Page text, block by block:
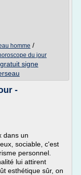
homme /
du jour
signe
-
dans un
sociable, c'est
personnel.
lui attirent
esthétique sûr, on